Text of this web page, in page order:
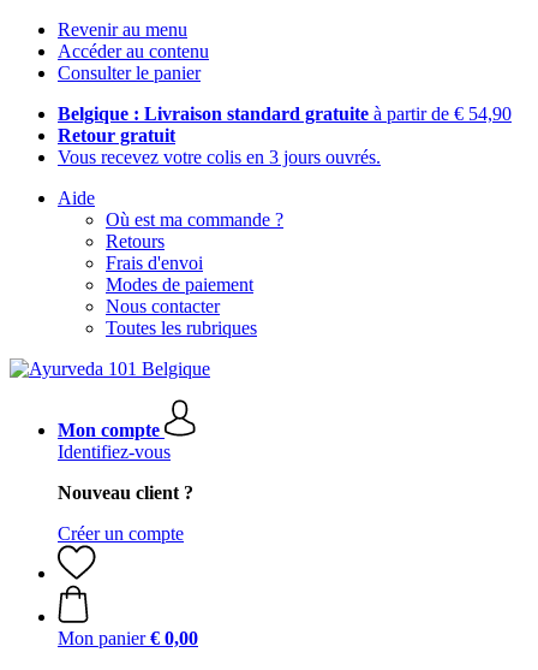
Revenir au menu
Accéder au contenu
Consulter le panier
Belgique : Livraison standard gratuite à partir de € 54,90
Retour gratuit
Vous recevez votre colis en 3 jours ouvrés.
Aide
Où est ma commande ?
Retours
Frais d'envoi
Modes de paiement
Nous contacter
Toutes les rubriques
Mon compte
Identifiez-vous
Nouveau client ?
Créer un compte
Mon panier € 0,00